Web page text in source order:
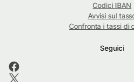
Codici IBAN
Avvisi sul
Confronta i tassi di
Seguici